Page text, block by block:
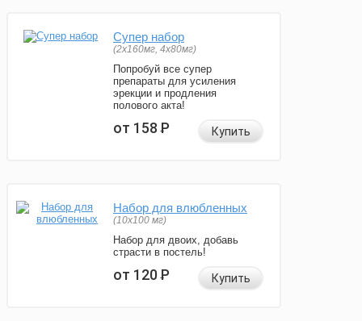
Супер набор
(2х160мг, 4х80мг)
Попробуй все супер
препараты для усиления
эрекции и продления
полового акта!
от 158Р Купить
Набор для влюбленных
(10х100 мг)
Набор для двоих, добавь
страсти в постель!
от 120Р Купить